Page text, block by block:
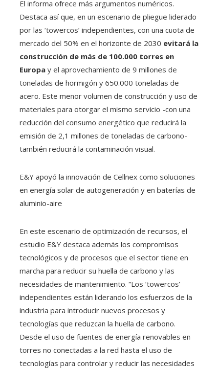
El informa ofrece más argumentos numéricos.
Destaca así que, en un escenario de pliegue liderado
por las ‘towercos’ independientes, con una cuota de
mercado del 50% en el horizonte de 2030 evitará la
construcción de más de 100.000 torres en
Europa y el aprovechamiento de 9 millones de
toneladas de hormigón y 650.000 toneladas de
acero. Este menor volumen de construcción y uso de
materiales para otorgar el mismo servicio -con una
reducción del consumo energético que reducirá la
emisión de 2,1 millones de toneladas de carbono-
también reducirá la contaminación visual.
E&Y apoyó la innovación de Cellnex como soluciones
en energía solar de autogeneración y en baterías de
aluminio-aire
En este escenario de optimización de recursos, el
estudio E&Y destaca además los compromisos
tecnológicos y de procesos que el sector tiene en
marcha para reducir su huella de carbono y las
necesidades de mantenimiento. “Los ‘towercos’
independientes están liderando los esfuerzos de la
industria para introducir nuevos procesos y
tecnologías que reduzcan la huella de carbono.
Desde el uso de fuentes de energía renovables en
torres no conectadas a la red hasta el uso de
tecnologías para controlar y reducir las necesidades